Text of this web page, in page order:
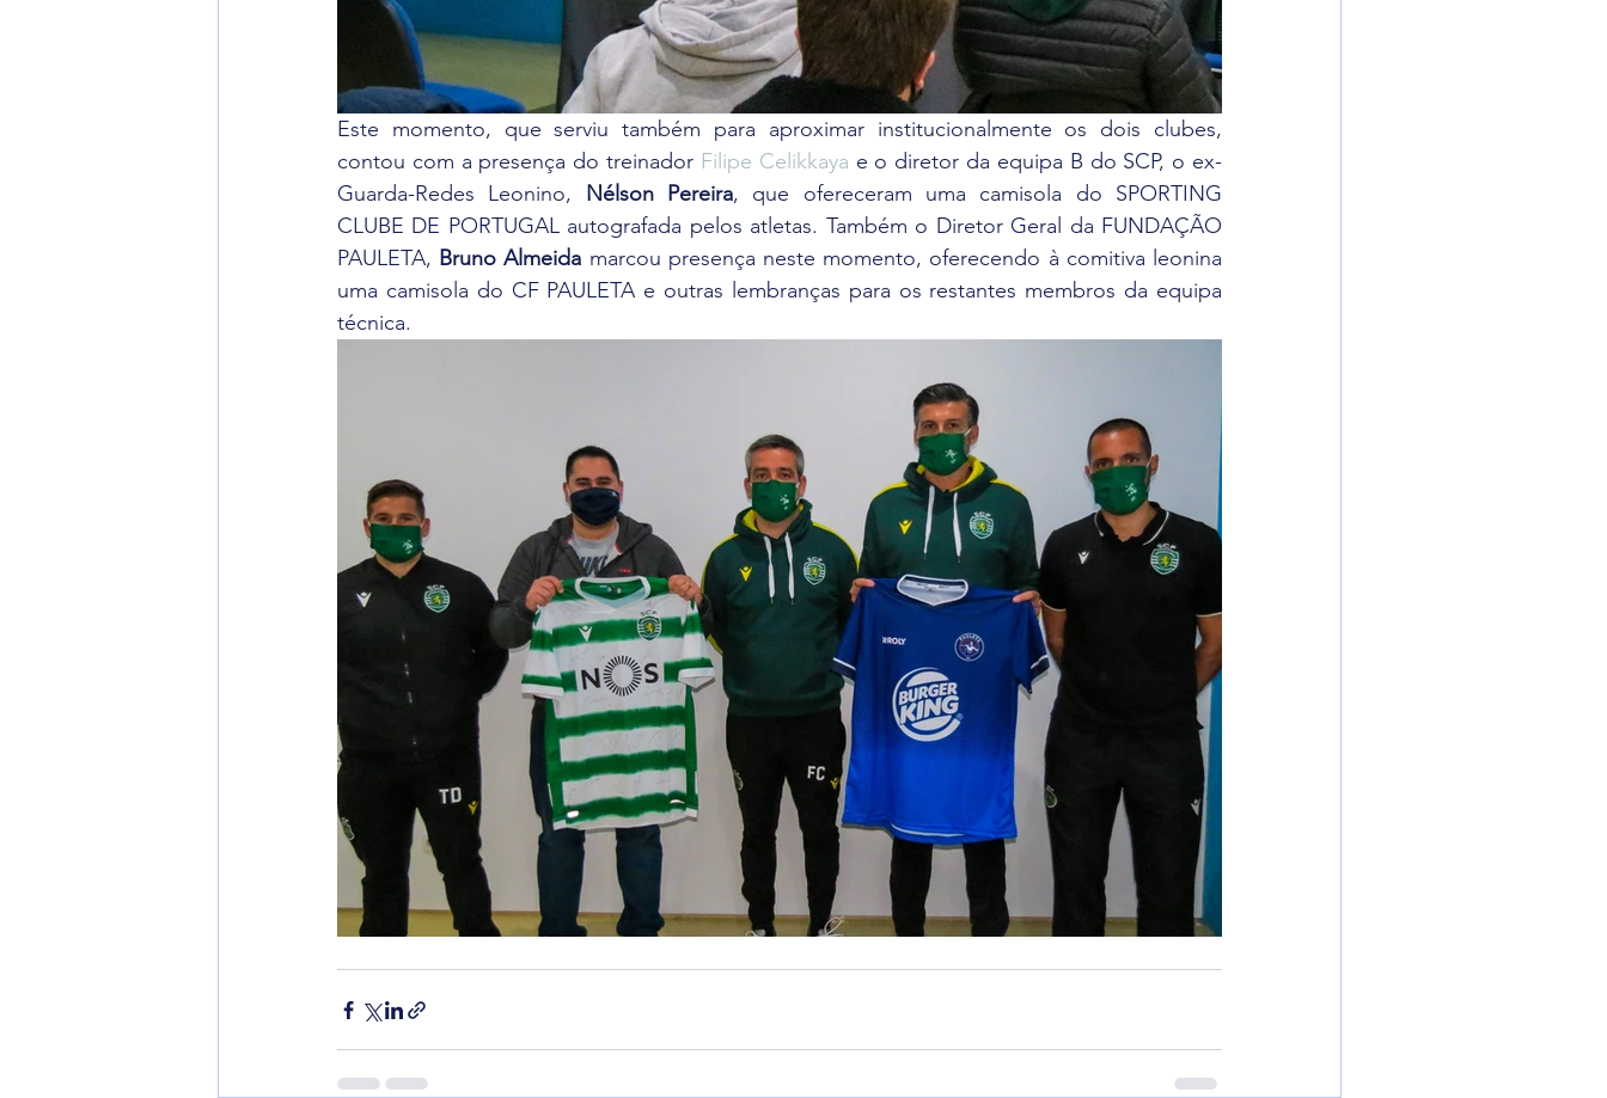
Este momento, que serviu também para aproximar institucionalmente os dois clubes,
contou com a presença do treinador Filipe Celikkaya e o diretor da equipa B do SCP, o ex-
Guarda-Redes Leonino,
Nélson Pereira, que ofereceram uma camisola do SPORTING
CLUBE DE PORTUGAL autografada pelos atletas. Também o Diretor Geral da FUNDAÇÃO
PAULETA, Bruno Almeida marcou presença neste momento, oferecendo à comitiva leonina
uma camisola do CF PAULETA e outras lembranças para os restantes membros da equipa
técnica.